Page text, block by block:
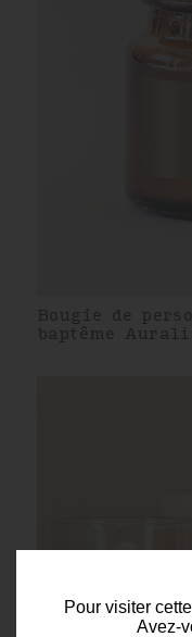
Bougie de
baptême
Pour visiter
Avez-